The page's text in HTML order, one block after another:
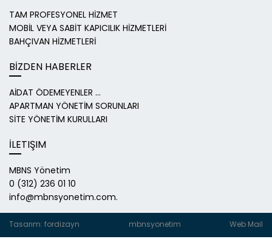
TAM PROFESYONEL HİZMET
MOBİL VEYA SABİT KAPICILIK HİZMETLERİ
BAHÇIVAN HİZMETLERİ
BİZDEN HABERLER
AİDAT ÖDEMEYENLER ...
APARTMAN YÖNETİM SORUNLARI
SİTE YÖNETİM KURULLARI
İLETIŞIM
MBNS Yönetim
0 (312) 236 01 10
info@mbnsyonetim.com.
Tasarım: fordizayn mbnsyonetim Web Mail